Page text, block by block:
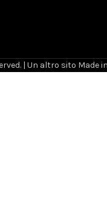
| Un altro sito Made in